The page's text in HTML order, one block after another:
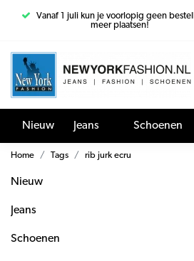
Vanaf 1 juli kun je voorlopig geen
meer plaatsen!
Nieuw Jeans Schoenen
Home Tags rib jurk ecru
Nieuw
Jeans
Schoenen